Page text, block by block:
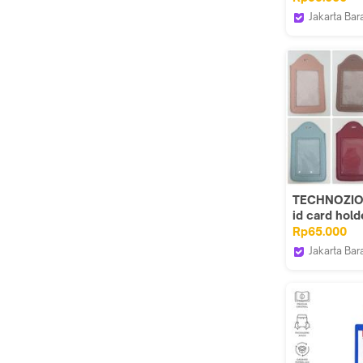
Kartu )
Jakarta
id card
Tag
Rp65.000
Jakarta